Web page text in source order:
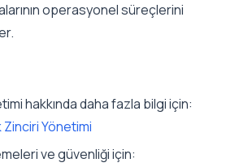
operasyonel süreçlerini
hakkında daha fazla bilgi için:
Yönetimi
ve güvenliği için: